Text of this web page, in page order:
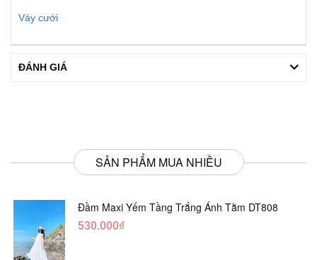
Váy cưới
ĐÁNH GIÁ
SẢN PHẨM MUA NHIỀU
Đầm Maxi Yếm Tầng Trắng Ánh Tằm DT808
530.000₫